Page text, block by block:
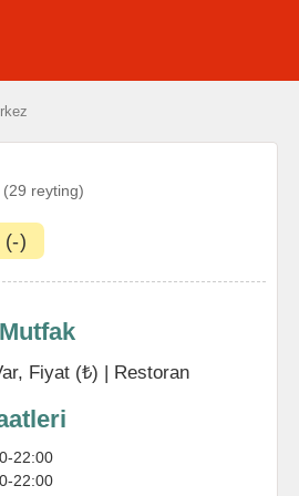
(29 reyting)
(-)
Fiyat (₺) | Restoran
22:00
22:00